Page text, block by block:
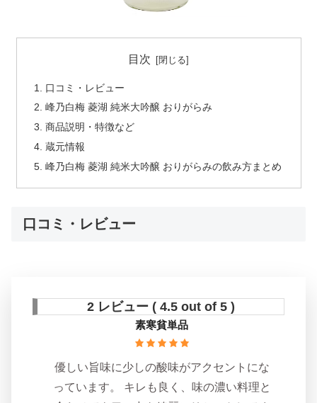
目次
口コミ・レビュー
峰乃白梅 菱湖 純米大吟醸 おりがらみ
商品説明・特徴など
蔵元情報
峰乃白梅 菱湖 純米大吟醸 おりがらみの飲み方まとめ
口コミ・レビュー
2 レビュー ( 4.5 out of 5 )
素寒貧単品
優しい旨味に少しの酸味がアクセントにな
っています。 キレも良く、味の濃い料理と